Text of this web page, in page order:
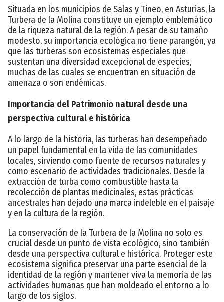
Situada en los municipios de Salas y Tineo, en Asturias, la
Turbera de la Molina constituye un ejemplo emblemático
de la riqueza natural de la región. A pesar de su tamaño
modesto, su importancia ecológica no tiene parangón, ya
que las turberas son ecosistemas especiales que
sustentan una diversidad excepcional de especies,
muchas de las cuales se encuentran en situación de
amenaza o son endémicas.
Importancia del Patrimonio natural desde una
perspectiva cultural e histórica
A lo largo de la historia, las turberas han desempeñado
un papel fundamental en la vida de las comunidades
locales, sirviendo como fuente de recursos naturales y
como escenario de actividades tradicionales. Desde la
extracción de turba como combustible hasta la
recolección de plantas medicinales, estas prácticas
ancestrales han dejado una marca indeleble en el paisaje
y en la cultura de la región.
La conservación de la Turbera de la Molina no solo es
crucial desde un punto de vista ecológico, sino también
desde una perspectiva cultural e histórica. Proteger este
ecosistema significa preservar una parte esencial de la
identidad de la región y mantener viva la memoria de las
actividades humanas que han moldeado el entorno a lo
largo de los siglos.